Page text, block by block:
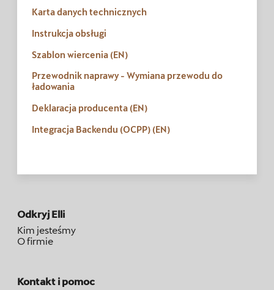
Karta danych technicznych
Instrukcja obsługi
Szablon wiercenia (EN)
Przewodnik naprawy - Wymiana przewodu do
ładowania
Deklaracja producenta (EN)
Integracja Backendu (OCPP) (EN)
Odkryj Elli
Kim jesteśmy
O firmie
Kontakt i pomoc